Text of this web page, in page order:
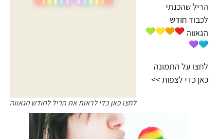
לחצו כאן כדי לראות את הריל לחודש הגאווה
הריל שהכנתי
לכבוד חודש
הגאווה
לחצו על התמונה
כאן כדי לצפות >>